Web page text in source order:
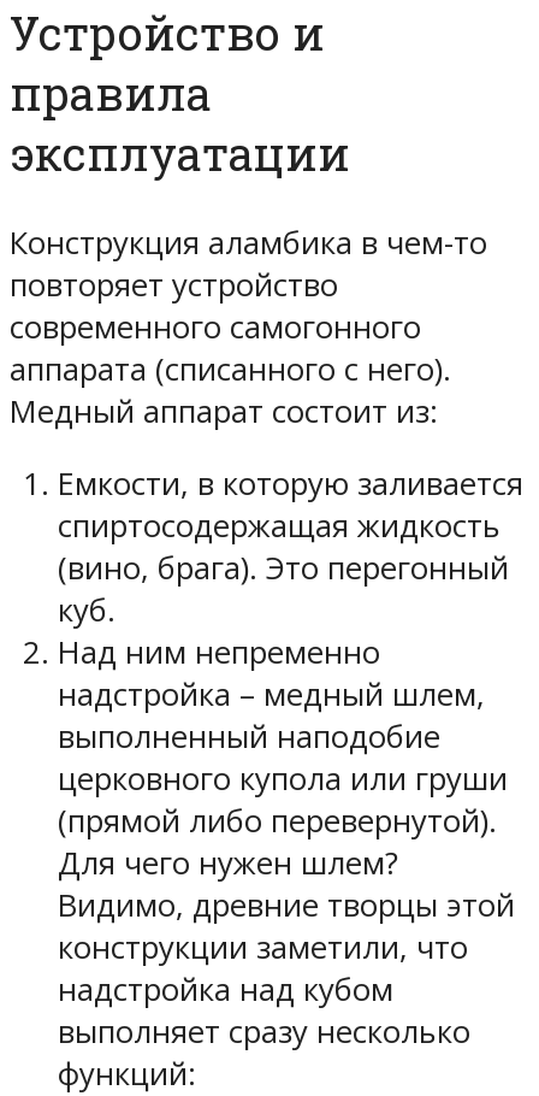
Устройство и
правила
эксплуатации
Конструкция аламбика в чем-то
повторяет устройство
современного самогонного
аппарата (списанного с него).
Медный аппарат состоит из:
Емкости, в которую заливается
спиртосодержащая жидкость
(вино, брага). Это перегонный
куб.
Над ним непременно
надстройка – медный шлем,
выполненный наподобие
церковного купола или груши
(прямой либо перевернутой).
Для чего нужен шлем?
Видимо, древние творцы этой
конструкции заметили, что
надстройка над кубом
выполняет сразу несколько
функций: